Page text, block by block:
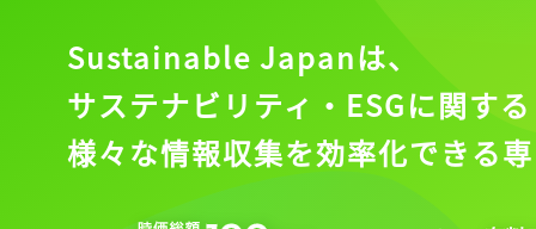
Sustainable Japanは、
サステナビリティ・ESGに関する
様々な情報収集を効率化できる